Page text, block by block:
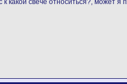
какой свече относиться?, может